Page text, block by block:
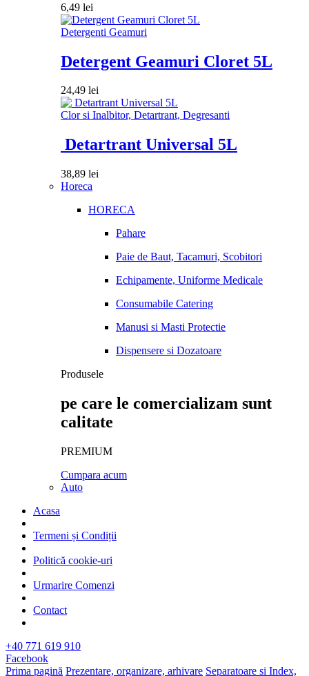
6,49 lei
Detergenti Geamuri
Detergent Geamuri Cloret 5L
24,49 lei
Clor si Inalbitor, Detartrant, Degresanti
Detartrant Universal 5L
38,89 lei
Horeca
HORECA
Pahare
Paie de Baut, Tacamuri, Scobitori
Echipamente, Uniforme Medicale
Consumabile Catering
Manusi si Masti Protectie
Dispensere si Dozatoare
Produsele
pe care le comercializam sunt
calitate
PREMIUM
Cumpara acum
Auto
Acasa
Termeni și Condiții
Politică cookie-uri
Urmarire Comenzi
Contact
+40 771 619 910
Facebook
Prima pagină Prezentare, organizare, arhivare Separatoare si Index,